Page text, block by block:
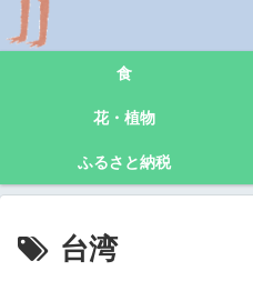
食
花・植物
ふるさと納税
台湾